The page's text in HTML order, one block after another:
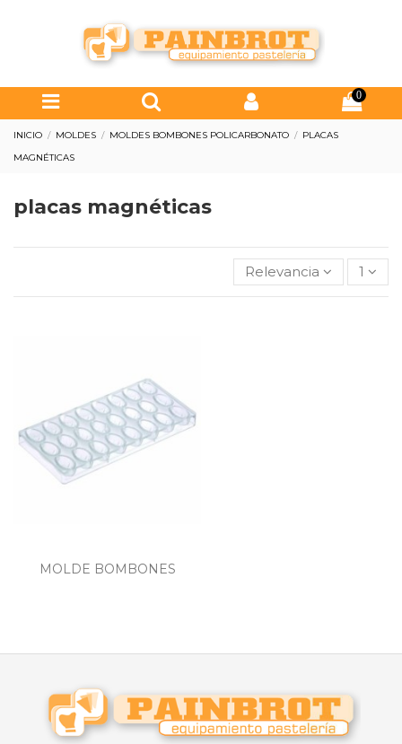
0
INICIO MOLDES MOLDES BOMBONES POLICARBONATO
PLACAS
MAGNÉTICAS
placas magnéticas
Relevancia 1
MOLDE BOMBONES